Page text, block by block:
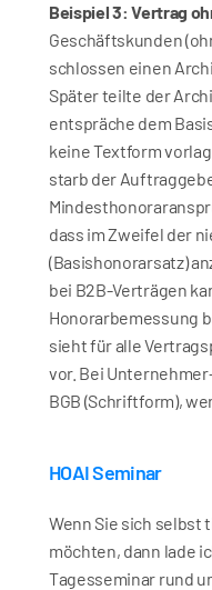
Beispiel 3: Vertrag
Geschäftskunden
schlossen einen
Später teilte der
entspräche dem
keine Textform
starb der
dass im Zweifel der
(Basishonorarsatz)
bei B2B-Verträgen
Honorarbemessung
sieht für alle
vor. Bei
BGB (Schriftform),
HOAI Seminar
Wenn Sie sich selbst
möchten, dann lade
Tagesseminar rund